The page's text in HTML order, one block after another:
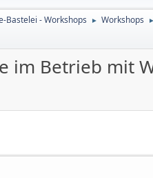
Bastelei - Workshops ► Workshops ►
im Betrieb mit